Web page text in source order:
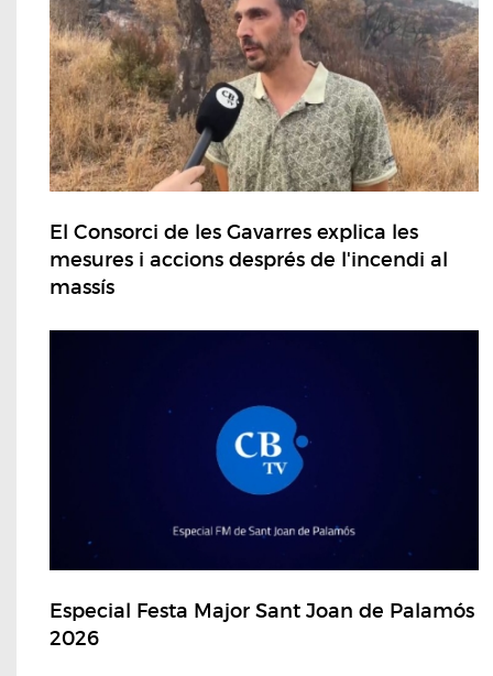
El Consorci de les Gavarres explica les
mesures i accions després de l'incendi al
massís
Especial Festa Major Sant Joan de Palamós
2026